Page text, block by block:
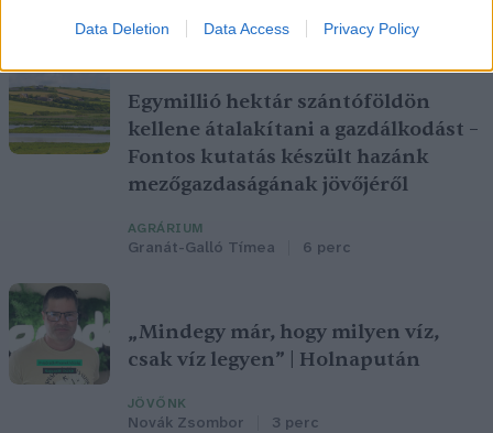
Data Deletion Data Access Privacy Policy
6 perc
Egymillió hektár szántóföldön
kellene átalakítani a gazdálkodást –
Fontos kutatás készült hazánk
mezőgazdaságának jövőjéről
AGRÁRIUM
Granát-Galló Tímea 6 perc
„Mindegy már, hogy milyen víz,
csak víz legyen” | Holnapután
JÖVŐNK
Novák Zsombor 3 perc